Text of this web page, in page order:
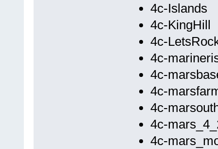
4c-Islands
4c-KingHill
4c-
4c-
4c-
4c-
4c-
4c-
4c-